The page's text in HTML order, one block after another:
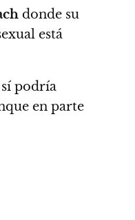
donde su
está
podría
en parte